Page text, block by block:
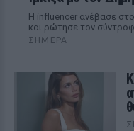
Η influencer ανέβασε
και ρώτησε τον
ΣΉΜΕΡΑ